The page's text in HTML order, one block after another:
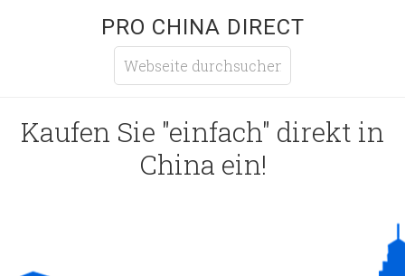
PRO CHINA DIRECT
Kaufen Sie "einfach" direkt in
China ein!